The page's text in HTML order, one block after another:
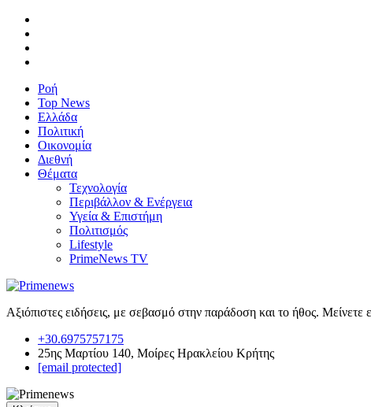
Ροή
Top News
Ελλάδα
Πολιτική
Οικονομία
Διεθνή
Θέματα
Τεχνολογία
Περιβάλλον & Ενέργεια
Υγεία & Επιστήμη
Πολιτισμός
Lifestyle
PrimeNews TV
Αξιόπιστες ειδήσεις, με σεβασμό στην παράδοση και το ήθος.
+30.6975757175
25ης Μαρτίου 140, Μοίρες Ηρακλείου Κρήτης
[email protected]